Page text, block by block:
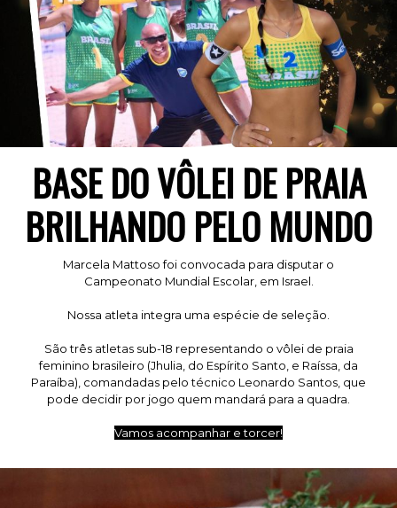
BASE DO VÔLEI DE PRAIA
BRILHANDO PELO MUNDO
Marcela Mattoso foi convocada para disputar o
Campeonato Mundial Escolar, em Israel.
Nossa atleta integra uma espécie de seleção.
São três atletas sub-18 representando o vôlei de praia
feminino brasileiro (Jhulia, do Espírito Santo, e Raíssa, da
Paraíba), comandadas pelo técnico Leonardo Santos, que
pode decidir por jogo quem mandará para a quadra.
Vamos acompanhar e torcer!